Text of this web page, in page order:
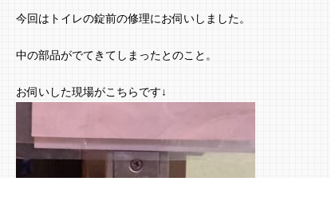
今回はトイレの錠前の修理にお伺いしました。
中の部品がでてきてしまったとのこと。
お伺いした現場がこちらです↓